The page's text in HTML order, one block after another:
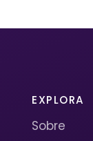
EXPLORA
Sobre